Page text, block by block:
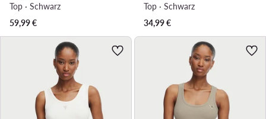
Top · Schwarz
59,99€
Top · Schwarz
34,99€